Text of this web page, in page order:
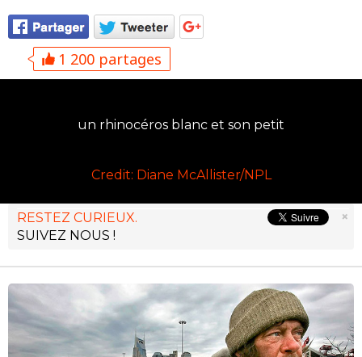
1 200 partages
un rhinocéros blanc et son petit
Credit: Diane McAllister/NPL
×
RESTEZ CURIEUX.
SUIVEZ NOUS !